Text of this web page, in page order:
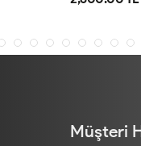
Müşteri